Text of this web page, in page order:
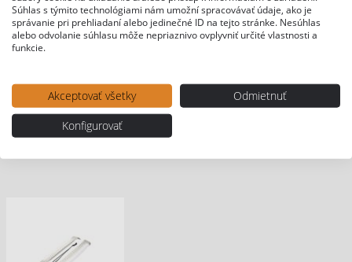
Súhlas s týmito technológiami nám umožní spracovávať údaje, ako je
správanie pri prehliadaní alebo jedinečné ID na tejto stránke. Nesúhlas
alebo odvolanie súhlasu môže nepriaznivo ovplyvniť určité vlastnosti a
funkcie.
Akceptovať všetky
Odmietnuť
Konfigurovať